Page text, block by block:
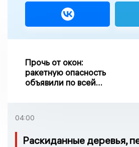
Прочь от окон:
ракетную опасность
объявили по всей
04:00
Раскиданные деревья,